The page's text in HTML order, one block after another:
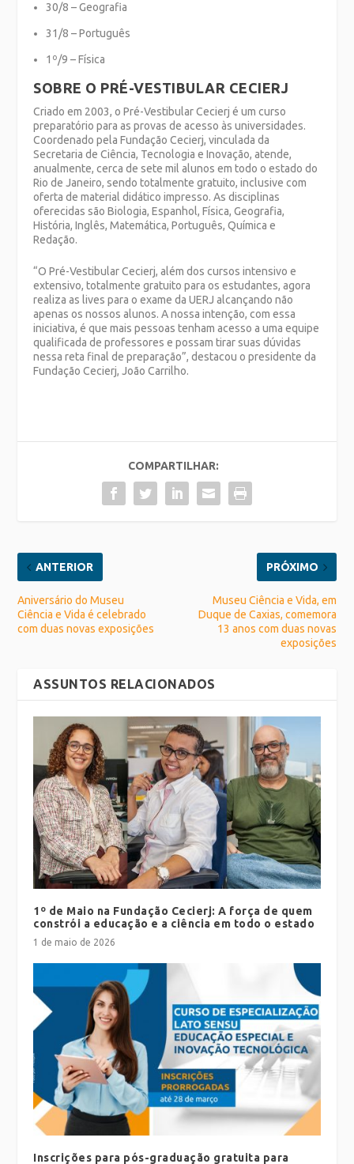
30/8 – Geografia
31/8 – Português
1º/9 – Física
SOBRE O PRÉ-VESTIBULAR CECIERJ
Criado em 2003, o Pré-Vestibular Cecierj é um curso
preparatório para as provas de acesso às universidades.
Coordenado pela Fundação Cecierj, vinculada da
Secretaria de Ciência, Tecnologia e Inovação, atende,
anualmente, cerca de sete mil alunos em todo o estado do
Rio de Janeiro, sendo totalmente gratuito, inclusive com
oferta de material didático impresso. As disciplinas
oferecidas são Biologia, Espanhol, Física, Geografia,
História, Inglês, Matemática, Português, Química e
Redação.
“O Pré-Vestibular Cecierj, além dos cursos intensivo e
extensivo, totalmente gratuito para os estudantes, agora
realiza as lives para o exame da UERJ alcançando não
apenas os nossos alunos. A nossa intenção, com essa
iniciativa, é que mais pessoas tenham acesso a uma equipe
qualificada de professores e possam tirar suas dúvidas
nessa reta final de preparação”, destacou o presidente da
Fundação Cecierj, João Carrilho.
COMPARTILHAR:
ANTERIOR
Aniversário do Museu
Ciência e Vida é celebrado
com duas novas exposições
PRÓXIMO
Museu Ciência e Vida, em
Duque de Caxias, comemora
13 anos com duas novas
exposições
ASSUNTOS RELACIONADOS
1º de Maio na Fundação Cecierj: A força de quem
constrói a educação e a ciência em todo o estado
1 de maio de 2026
Inscrições para pós-graduação gratuita para